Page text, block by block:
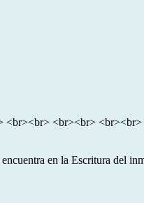
<br><br> <br><br>
en la Escritura del